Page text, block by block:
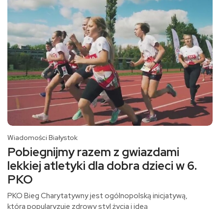
Wiadomości Białystok
Pobiegnijmy razem z gwiazdami
lekkiej atletyki dla dobra dzieci w 6.
PKO
PKO Bieg Charytatywny jest ogólnopolską inicjatywą,
która popularyzuje zdrowy styl życia i ideą